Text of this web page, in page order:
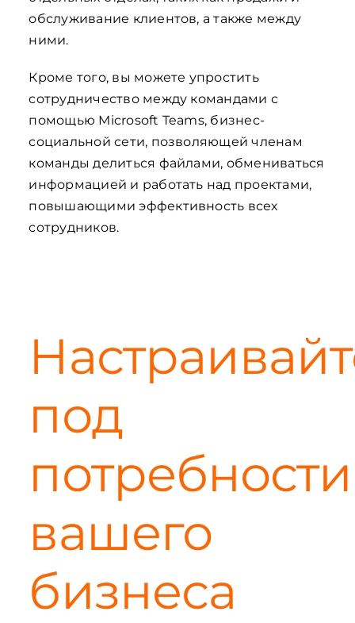
обслуживание клиентов, а также между
ними.
Кроме того, вы можете упростить
сотрудничество между командами с
помощью Microsoft Teams, бизнес-
социальной сети, позволяющей членам
команды делиться файлами, обмениваться
информацией и работать над проектами,
повышающими эффективность всех
сотрудников.
под
потребности
вашего
бизнеса